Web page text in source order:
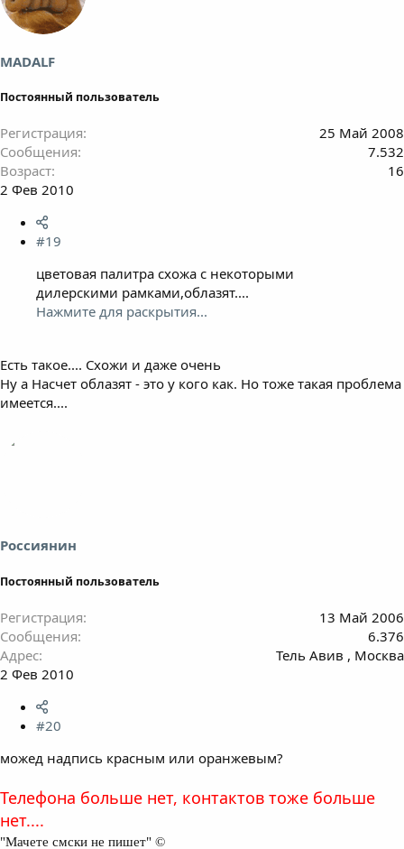
MADALF
Постоянный пользователь
Регистрация
25 Май 2008
Сообщения
7.532
Возраст
16
2 Фев 2010
#19
цветовая палитра схожа с некоторыми
дилерскими рамками,облазят....
Нажмите для раскрытия...
Есть такое.... Схожи и даже очень
Ну а Насчет облазят - это у кого как. Но тоже такая проблема
имеется....
Россиянин
Постоянный пользователь
Регистрация
13 Май 2006
Сообщения
6.376
Адрес
Тель Авив , Москва
2 Фев 2010
#20
можед надпись красным или оранжевым?
Телефона больше нет, контактов тоже больше
нет....
"Мачете смски не пишет" ©